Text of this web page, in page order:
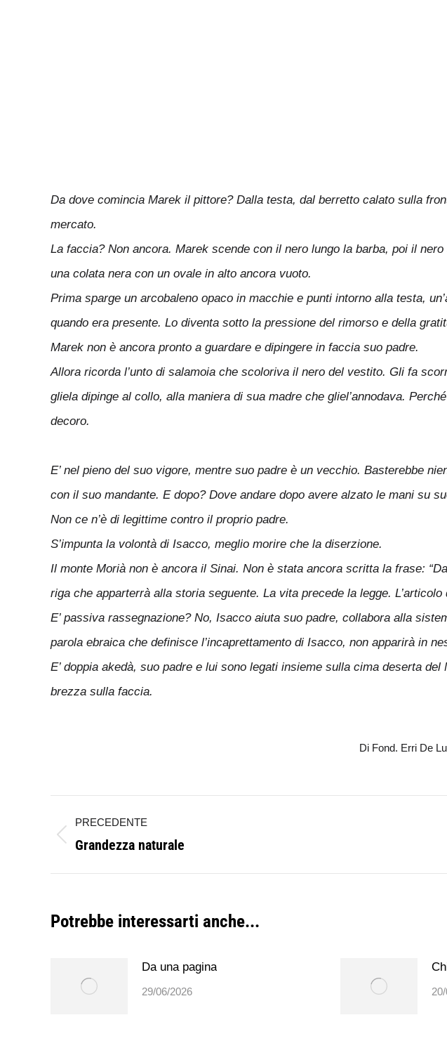
Da dove comincia Marek il pittore? Dalla testa, dal berretto calato sulla
mercato.
La faccia? Non ancora. Marek scende con il nero lungo la barba, poi il
una colata nera con un ovale in alto ancora vuoto.
Prima sparge un arcobaleno opaco in macchie e punti intorno alla testa,
quando era presente. Lo diventa sotto la pressione del rimorso e della
Marek non è ancora pronto a guardare e dipingere in faccia suo padre.
Allora ricorda l’unto di salamoia che scoloriva il nero del vestito. Gli fa
gliela dipinge al collo, alla maniera di sua madre che gliel’annodava.
decoro.
E’ nel pieno del suo vigore, mentre suo padre è un vecchio. Basterebbe
con il suo mandante. E dopo? Dove andare dopo avere alzato le mani su
Non ce n’è di legittime contro il proprio padre.
S’impunta la volontà di Isacco, meglio morire che la diserzione.
Il monte Morià non è ancora il Sinai. Non è stata ancora scritta la frase:
riga che apparterrà alla storia seguente. La vita precede la legge.
E’ passiva rassegnazione? No, Isacco aiuta suo padre, collabora alla
parola ebraica che definisce l’incaprettamento di Isacco, non apparirà in
E’ doppia akedà, suo padre e lui sono legati insieme sulla cima deserta
brezza sulla faccia.
Di Fond. Erri De
tra
PRECEDENTE
Post
precedente:
Grandezza naturale
Potrebbe interessarti anche...
Da una pagina
29/06/2026